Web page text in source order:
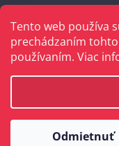
Tento web používa
prechádzaním
používaním. Viac
Odmietnuť
+421 948 152
Copyright 2026